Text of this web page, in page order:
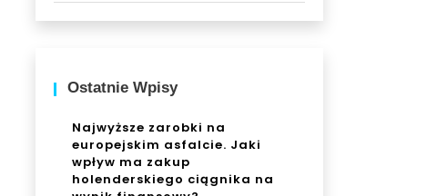
Ostatnie Wpisy
Najwyższe zarobki na
europejskim asfalcie. Jaki
wpływ ma zakup
holenderskiego ciągnika na